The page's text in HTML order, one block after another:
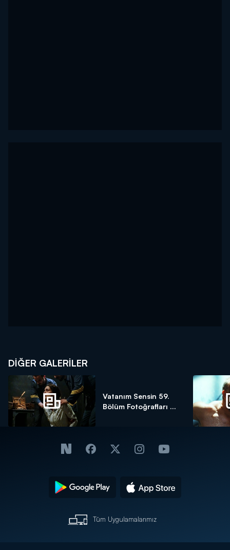
DİĞER GALERİLER
Vatanım Sensin 59.
Bölüm Fotoğrafları ...
Tüm Uygulamalarımız